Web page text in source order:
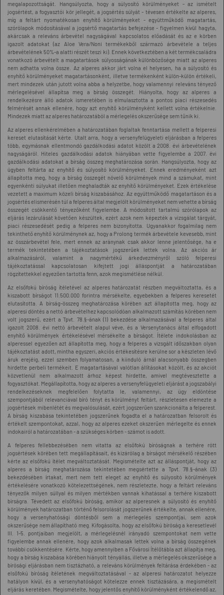
megalapozottságát. Hangsúlyozta, hogy a súlyosító körülményeket - az ismételt
jogsértést, a fogyasztói kör jellegét, a jogsértés súlyát - tévesen értékelte az alperes,
míg a feltárt nyomatékosan enyhítő körülményeket - együttműködő magatartás,
szórólapok módosításával a jogsértő magatartás befejezése - figyelmen kívül hagyta,
akárcsak a releváns árbevétel nagyságával kapcsolatos előadását és az e körben
igazolt adatokat (az Aloe Vera/Noni termékekből származó árbevétele a teljes
árbevételének 50%-a alatti részét teszi ki). Ennek következtében a két termékcsaládra
vonatkozó árbevételt a magatartások súlyosságának különbözősége miatt az alperes
nem adhatta volna össze. Az alperes akkor járt volna el helyesen, ha a súlyosító és
enyhítő körülményeket magatartásonként, illetve termékenként külön-külön értékeli,
mert mindezek után jutott volna abba a helyzetbe, hogy valamennyi releváns tényező
mérlegelésével állapítsa meg a bírság összegét. Hiányolta, hogy az alperes a
rendelkezésre álló adatok ismeretében is elmulasztotta a pontos piaci részesedés
felmérését annak ellenére, hogy azt enyhítő körülményként kellett volna értékelnie.
Mindezek miatt az alperes határozatából a mérlegelés okszerűsége sem tűnik ki.
Az alperes ellenkérelmében a határozatában foglaltak fenntartása mellett a felperesi
kereset elutasítását kérte. Utalt arra, hogy a versenyfelügyeleti eljárásban a felperes
több, egymásnak ellentmondó gazdálkodási adatot közölt a 2008. évi árbevételének
nagyságáról. Hiteles gazdálkodási adatok hiányában vette figyelembe a 2007. évi
gazdálkodási adatokat a bírság összeg meghatározása során. Hangsúlyozta, hogy az
ügyben feltárta az enyhítő és súlyosító körülményeket. Ennek eredményeként azt
állapította meg, hogy a bírság összegét növelő körülmények mind a számukat, mint
egyenkénti súlyukat illetően meghaladták az enyhítő körülményeket. Ezek értékelése
vezetett a maximum közeli bírság kiszabásához. Az együttműködő magatartáson és a
jogsértés elismerésén túl a felperes által megjelölt körülményeket nem vehette a bírság
összegét csökkentő tényezőként figyelembe. A módosított tartalmú szórólapok az
eljárás lezárulását követően készültek, ezért azok nem képezték a vizsgálat tárgyát,
piaci részesedését pedig a felperes nem bizonyította. Ugyanakkor fogalmilag nem
tekinthető enyhítő körülménynek az, hogy a Prolong termék árbevétele kevesebb, mint
az összárbevétel fele, mert ennek az aránynak csak akkor lenne jelentősége, ha e
termék tekintetében a tájékoztatások jogszerűek lettek volna. Az akciós ár
alkalmazásáról, valamint a nagymértékű árkedvezményről szóló felperesi
tájékoztatással kapcsolatosan kifejtett jogi álláspontját a határozatában
rögzítettekkel egyezően tartotta fenn, azok megismétlése nélkül.
Az elsőfokú bíróság ítéletével az alperes határozatát részben megváltoztatta, és a
kiszabott bírságot 11.500.000 forintra mérsékelte, egyebekben a felperes keresetét
elutasította. A bírság-összeg meghatározása körében azt állapította meg, hogy az
alperesi döntés a nettó árbevételhez kapcsolódóan alkalmazott számítás körében nem
volt jogszerű, ezért a Tpvt. 78.§-ának (1) bekezdése alkalmazásával a felperes által
igazolt 2008. évi nettó árbevételt alapul véve, és a Versenytanács által elfogadott
enyhítő körülmények értékelésével mérsékelte a bírságot. Ítélete indokolásban az
alperessel egyezően azt állapította meg, hogy a felperes a vizsgált időszakban olyan
tájékoztatást adott, mintha egyszeri, akciós értékesítésre kerülne sor a készleten lévő
áruk erejéig, ezzel szemben folyamatosan, a kiinduló árnál alacsonyabb összegben
hirdette perbeli termékeit. E magatartásával valótlan állításokat közölt, és az akciót
közvetlenül nem alkalmazott árhoz képest hirdette, amivel megtévesztette a
fogyasztókat. Megállapította, hogy az alperes a versenyfelügyeleti eljárást a jogszabályi
rendelkezéseknek megfelelően folytatta le, valamennyi, az ügy eldöntése
szempontjából relevanciával bíró tényt és körülményt feltárt, részletesen elemezte a
jogsértések mibenlétét és megvalósulását, ezért jogszerűen szankcionálta a felperest.
A bírság kiszabása tekintetében jogszerűnek fogadta el a határozatban felsorolt és
értékelt szempontokat, azzal, hogy az alperes ezeket okszerűen mérlegelte és ennek
indokairól a határozatában - a szükséges körben - számot is adott.
A felperes fellebbezésében nem vitatta az elsőfokú bíróságnak a terhére rótt
jogsértések körében tett megállapításait, és kizárólag a bírságot mérsékelő részében
kérte az elsőfokú ítélet megváltoztatását. Megismételte azt az álláspontját, hogy az
alperes a bírság meghatározása tekintetében megsértette a Tpvt. 78.§-ának (3)
bekezdésében írtakat, mert nem tett eleget az enyhítő és súlyosító körülmények
értékelésére vonatkozó kötelezettségének, nem részletezte, hogy a feltárt releváns
tényezők milyen súllyal és milyen mértékben vannak kihatással a terhére kiszabott
bírságra. Tévedett az elsőfokú bíróság, amikor az alperesnek a súlyosító és enyhítő
körülmények határozatban történő felsorolását jogszerűnek értékelte, annak ellenére,
hogy a versenyhatósági döntésből sem a mérlegelés szempontjai, sem azok
okszerűsége nem állapítható meg. Kifogásolta, hogy az elsőfokú bíróság a keresetlevél
III. 1-5. pontjaiban megjelölt, a mérlegelésnél irányadó szempontokat nem vette
figyelembe annak ellenére, hogy azok alkalmasak lettek volna a bírság összegének
további csökkentésére. Kérte, hogy amennyiben a Fővárosi Ítélőtábla azt állapítja meg,
hogy a bírság kiszabása körében hiányolt tényállás, illetve a mérlegelés okszerűsége a
bírósági eljárásban nem tisztázható, a releváns körülmények feltárása érdekében - az
elsőfokú bíróság ítéletének megváltoztatásával - az alperesi határozatot helyezze
hatályon kívül, és a versenyhatóságot kötelezze ennek tisztázására, a megismételt
eljárás keretében. Megismételte, hogy jelentős enyhítő körülményként értékelendő az,